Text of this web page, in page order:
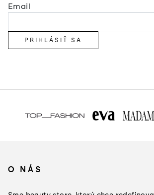
Email
PRIHLÁSIŤ SA
O NÁS